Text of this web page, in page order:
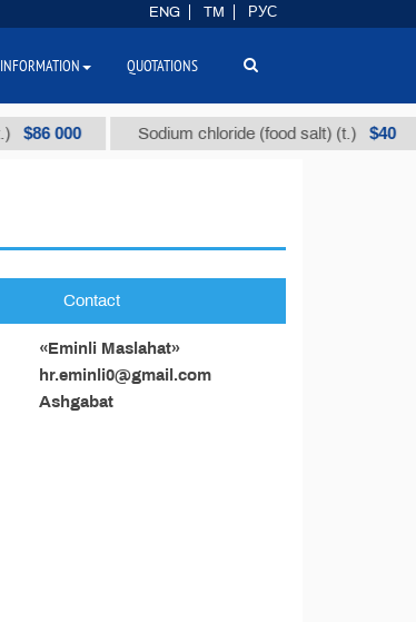
$86 000 Sodium chloride (food salt) (t.) $40
Contact
«Eminli Maslahat»
hr.eminli0@gmail.com
Ashgabat
ENG TM РУС
INFORMATION QUOTATIONS